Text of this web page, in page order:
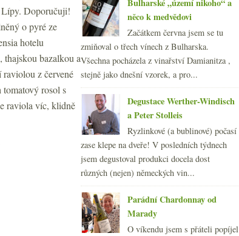
Lípy. Doporučuji!
o pyré ze
hotelu
bazalkou a
z červené
rosol s
raviola víc, klidně
Lososový Riesling Cuvée des Comtes
d'Eguisheim 2000
Zábava u seriálu En Primeur 2007
Zase jednou Itálie... Rosso Piceno
2006
Výsledky ankety „Při nákupu vína
se nejčastěji říd...
Francie versus Morava – 3:0
Japonsko, Francie i Čechy…
víkendové snoubení
Hudba a víno podruhé
Chenin Blanc ze Savennières
Tak nakonec přece… výsledky
fotosoutěže
Soufflé a polosladký Sylván
Svíčková Wellington a mladý hrabě
Talbot
Risotto, rizoto a čas bílých vín
►května(24)
Bulharské „území nikoho“ a
něco k medvědovi
Začátkem června jsem se tu
zmiňoval o třech vínech z Bulharska.
Všechna pocházela z vinařství Damianitza ,
stejně jako dnešní vzorek, a pro...
Degustace Werther-Windisch
a Peter Stolleis
Ryzlinkové (a bublinové) počasí
zase klepe na dveře! V posledních týdnech
jsem degustoval produkci docela dost
různých (nejen) německých vin...
Parádní Chardonnay od
Marady
O víkendu jsem s přáteli popíjel